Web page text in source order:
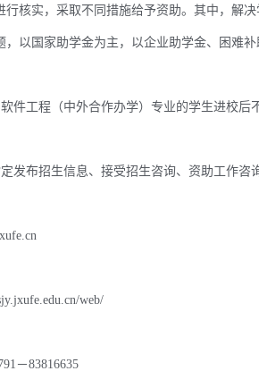
行核实，采取不同措施给予资助。其中，解
，以国家助学金为主，以企业助学金、困难
工程（中外合作办学）专业的学生进校后
布招生信息、接受招生咨询、资助工作咨
web/
－83816635